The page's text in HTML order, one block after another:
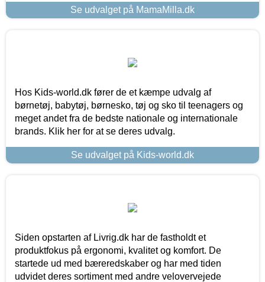
Se udvalget på MamaMilla.dk
Hos Kids-world.dk fører de et kæmpe udvalg af
børnetøj, babytøj, børnesko, tøj og sko til teenagers og
meget andet fra de bedste nationale og internationale
brands. Klik her for at se deres udvalg.
Se udvalget på Kids-world.dk
Siden opstarten af Livrig.dk har de fastholdt et
produktfokus på ergonomi, kvalitet og komfort. De
startede ud med bæreredskaber og har med tiden
udvidet deres sortiment med andre velovervejede